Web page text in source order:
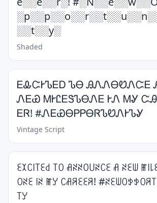
░░t░░y░
Shaded
ᎬᎲᏨᎨᏖᎬᎠ ᏖᎾ ᎯᏁᏁᎾᏬᏁᏨᎬ
ᏁᎬᏯ ᎷᎨᏝᎬᏕᏖᎾᏁᎬ ᎨᏁ ᎷᎽ
ᎬᏒ! #ᏁᎬᏯᎾᏢᏢᎾᏒᏖᏬᏁᎨᏖᎽ
Vintage Script
ꏂꉧꉔ꒐꓄ꏂ꒯ ꓄ꄲ ꋬꋊꋊꄲ꒤ꋊꉔꏂ ꋬ ꋊꏂꅐ
ꄲꋊꏂ ꒐ꋊ ꂵꌦ ꉔꋬꋪꏂꏂꋪ!
꓄ꌦ